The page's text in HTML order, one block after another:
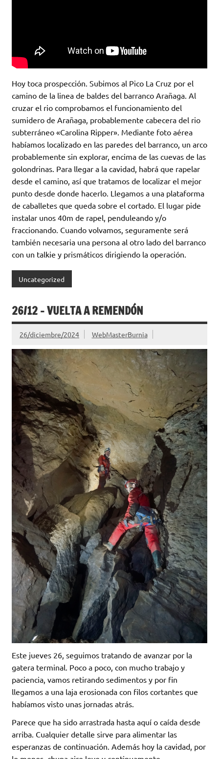
Hoy toca prospección. Subimos al Pico La Cruz por el
camino de la linea de baldes del barranco Arañaga. Al
cruzar el rio comprobamos el funcionamiento del
sumidero de Arañaga, probablemente cabecera del rio
subterráneo «Carolina Ripper». Mediante foto aérea
habíamos localizado en las paredes del barranco, un arco
probablemente sin explorar, encima de las cuevas de las
golondrinas. Para llegar a la cavidad, habrá que rapelar
desde el camino, así que tratamos de localizar el mejor
punto desde donde hacerlo. Llegamos a una plataforma
de caballetes que queda sobre el cortado. El lugar pide
instalar unos 40m de rapel, penduleando y/o
fraccionando. Cuando volvamos, seguramente será
también necesaria una persona al otro lado del barranco
con un talkie y prismáticos dirigiendo la operación.
Uncategorized
26/12 – VUELTA A REMENDÓN
26/diciembre/2024 WebMasterBurnia
Este jueves 26, seguimos tratando de avanzar por la
gatera terminal. Poco a poco, con mucho trabajo y
paciencia, vamos retirando sedimentos y por fin
llegamos a una laja erosionada con filos cortantes que
habíamos visto unas jornadas atrás.
Parece que ha sido arrastrada hasta aquí o caída desde
arriba. Cualquier detalle sirve para alimentar las
esperanzas de continuación. Además hoy la cavidad, por